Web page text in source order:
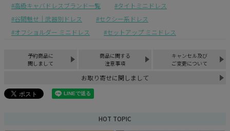
高級キャバドレスブランド一覧
タイトミニドレス
谷間魅せ｜武器別ドレス
セクシー系ドレス
オフショルダー ミニドレス
セットアップ ミニドレス
予約商品に
関しまして
商品に関する
注意事項
キャンセル及び
ご変更について
お取り寄せに関しまして
HOT TOPIC